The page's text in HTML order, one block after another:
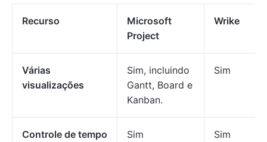
Recurso
Microsoft
Project
Wrike
Várias
visualizações
Sim, incluindo
Gantt, Board e
Kanban.
Sim
Controle de tempo
Sim Sim